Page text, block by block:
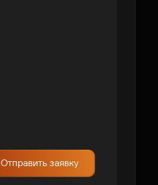
Отправить заявку